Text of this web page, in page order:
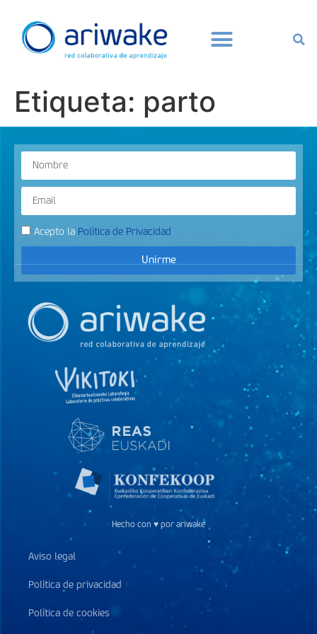
Etiqueta: parto
Acepto la Política de Privacidad
Unirme
Hecho con ♥ por ariwake
Aviso legal
Política de privacidad
Política de cookies